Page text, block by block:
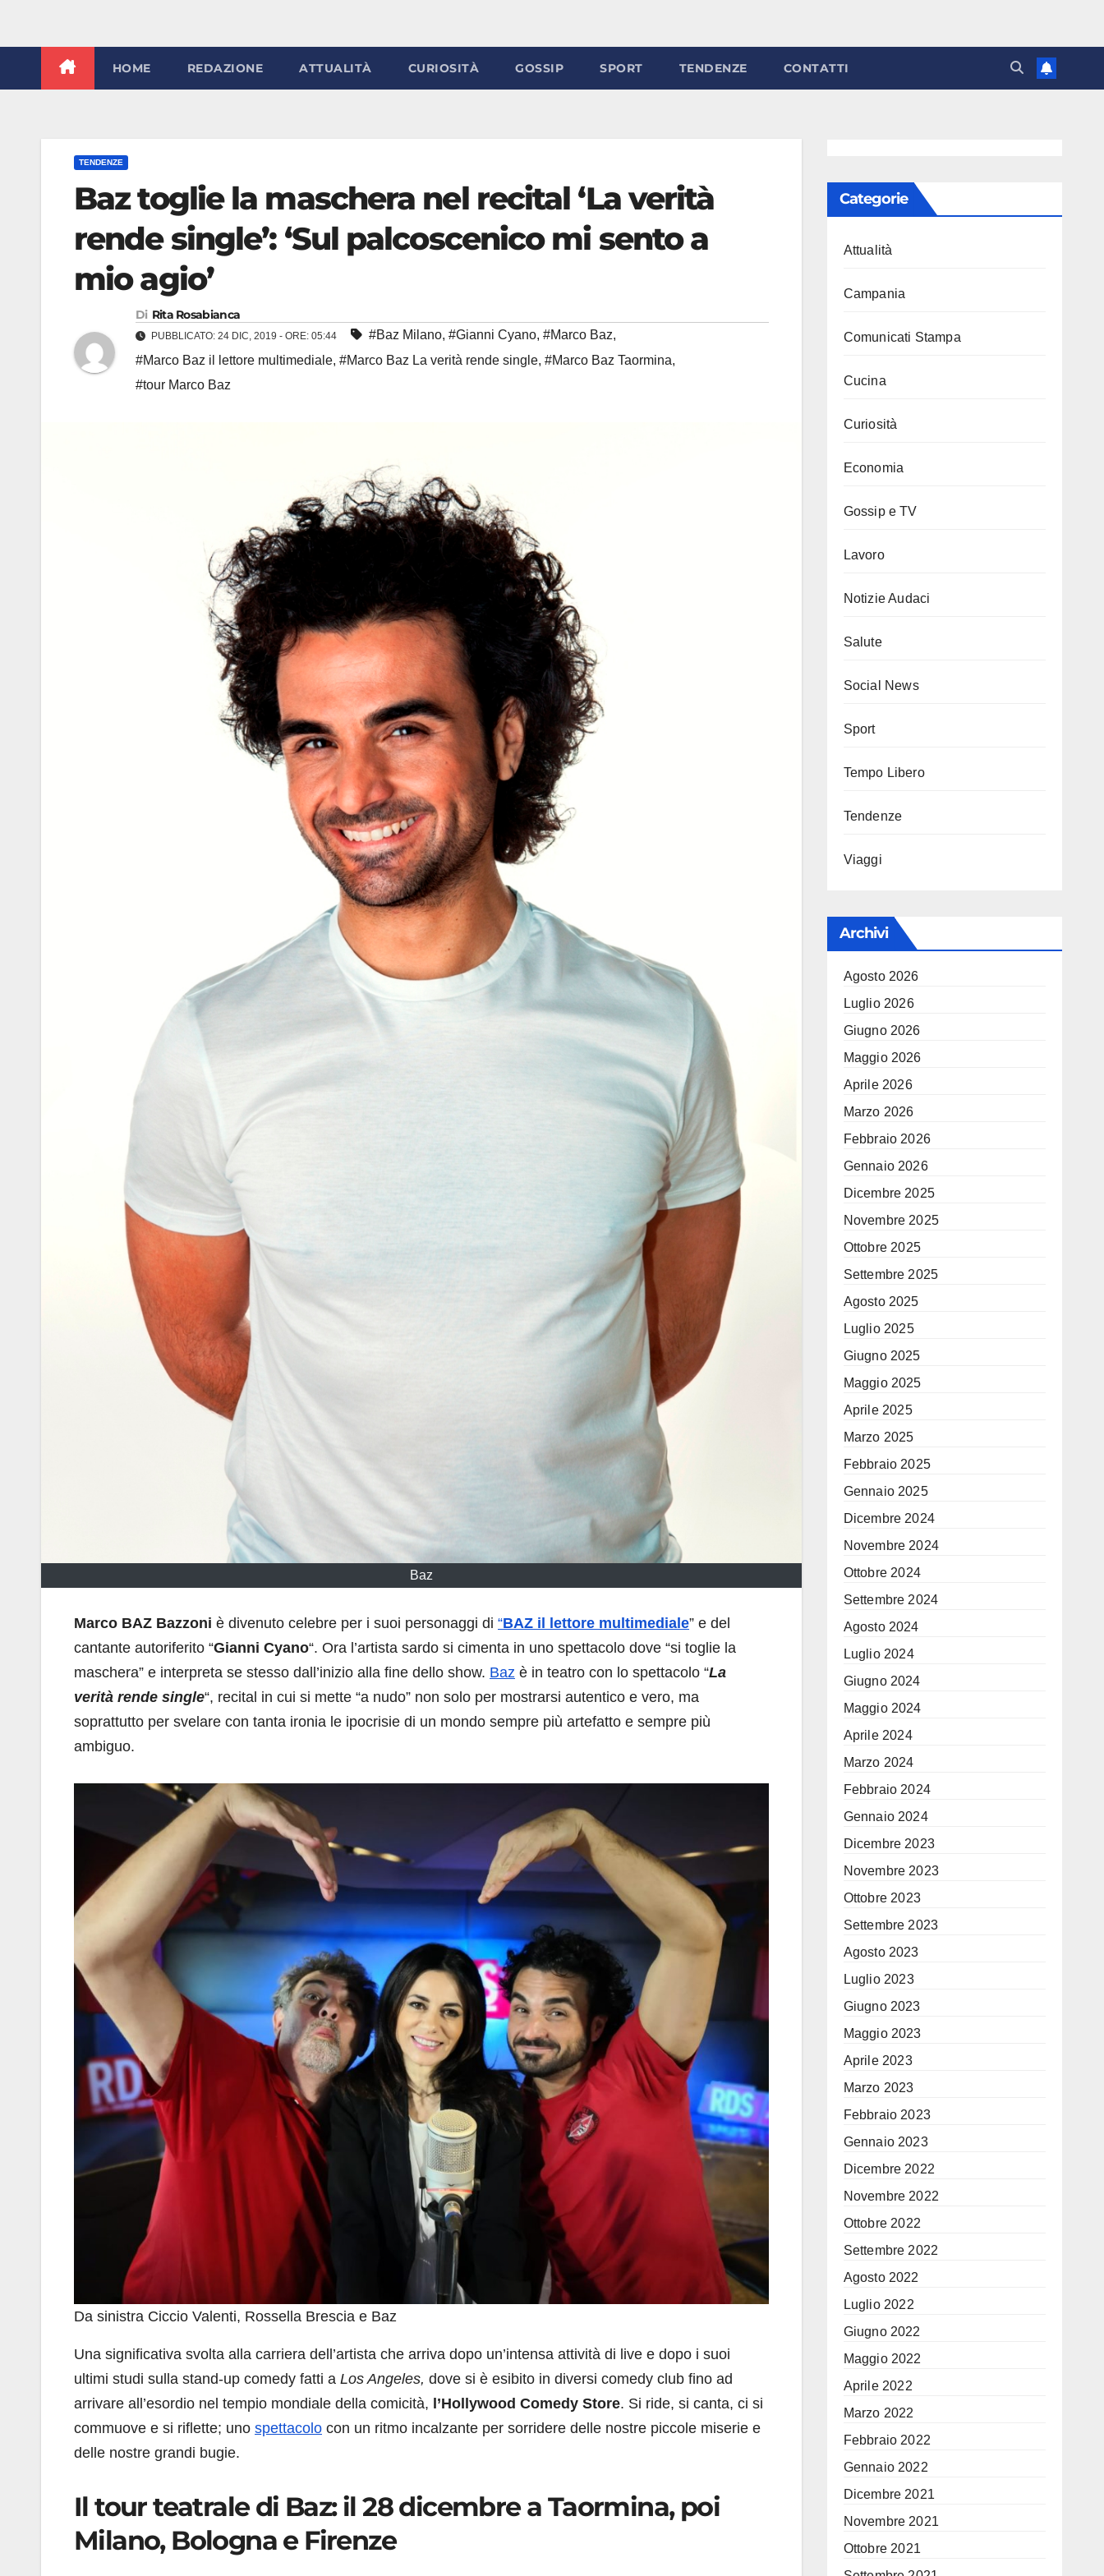
HOME REDAZIONE ATTUALITÀ CURIOSITÀ GOSSIP SPORT TENDENZE CONTATTI
TENDENZE
Baz toglie la maschera nel recital ‘La verità
rende single’: ‘Sul palcoscenico mi sento a
mio agio’
Di Rita Rosabianca
PUBBLICATO: 24 DIC, 2019 - ORE: 05:44 #Baz Milano, #Gianni Cyano, #Marco Baz,
#Marco Baz il lettore multimediale, #Marco Baz La verità rende single, #Marco Baz Taormina,
#tour Marco Baz
Baz
Marco BAZ Bazzoni è divenuto celebre per i suoi personaggi di “BAZ il lettore multimediale” e del
cantante autoriferito “Gianni Cyano“. Ora l’artista sardo si cimenta in uno spettacolo dove “si toglie la
maschera” e interpreta se stesso dall’inizio alla fine dello show. Baz è in teatro con lo spettacolo “La
verità rende single“, recital in cui si mette “a nudo” non solo per mostrarsi autentico e vero, ma
soprattutto per svelare con tanta ironia le ipocrisie di un mondo sempre più artefatto e sempre più
ambiguo.
Da sinistra Ciccio Valenti, Rossella Brescia e Baz
Una significativa svolta alla carriera dell’artista che arriva dopo un’intensa attività di live e dopo i suoi
ultimi studi sulla stand-up comedy fatti a Los Angeles, dove si è esibito in diversi comedy club fino ad
arrivare all’esordio nel tempio mondiale della comicità, l’Hollywood Comedy Store. Si ride, si canta, ci si
commuove e si riflette; uno spettacolo con un ritmo incalzante per sorridere delle nostre piccole miserie e
delle nostre grandi bugie.
Il tour teatrale di Baz: il 28 dicembre a Taormina, poi
Milano, Bologna e Firenze
Categorie
Attualità
Campania
Comunicati Stampa
Cucina
Curiosità
Economia
Gossip e TV
Lavoro
Notizie Audaci
Salute
Social News
Sport
Tempo Libero
Tendenze
Viaggi
Archivi
Agosto 2026
Luglio 2026
Giugno 2026
Maggio 2026
Aprile 2026
Marzo 2026
Febbraio 2026
Gennaio 2026
Dicembre 2025
Novembre 2025
Ottobre 2025
Settembre 2025
Agosto 2025
Luglio 2025
Giugno 2025
Maggio 2025
Aprile 2025
Marzo 2025
Febbraio 2025
Gennaio 2025
Dicembre 2024
Novembre 2024
Ottobre 2024
Settembre 2024
Agosto 2024
Luglio 2024
Giugno 2024
Maggio 2024
Aprile 2024
Marzo 2024
Febbraio 2024
Gennaio 2024
Dicembre 2023
Novembre 2023
Ottobre 2023
Settembre 2023
Agosto 2023
Luglio 2023
Giugno 2023
Maggio 2023
Aprile 2023
Marzo 2023
Febbraio 2023
Gennaio 2023
Dicembre 2022
Novembre 2022
Ottobre 2022
Settembre 2022
Agosto 2022
Luglio 2022
Giugno 2022
Maggio 2022
Aprile 2022
Marzo 2022
Febbraio 2022
Gennaio 2022
Dicembre 2021
Novembre 2021
Ottobre 2021